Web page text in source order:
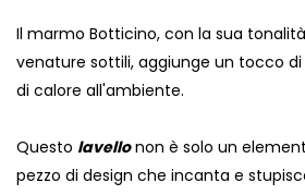
Il marmo Botticino, con la sua
venature sottili, aggiunge un tocco
di calore all'ambiente.
Questo lavellonon è solo un
pezzo di design che incanta e